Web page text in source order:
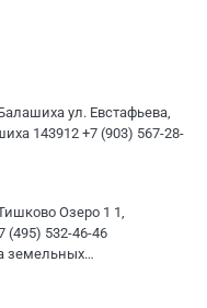
ул. Евстафьева,
143912 +7 (903) 567-28-
Озеро 1 1,
(495) 532-46-46
земельных…